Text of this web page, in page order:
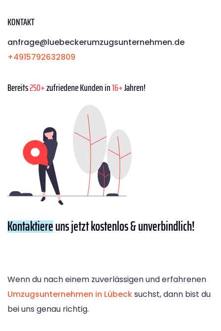
KONTAKT
anfrage@luebeckerumzugsunternehmen.de
+4915792632809
Bereits250+zufriedene Kunden in16+Jahren!
Kontaktiereuns jetzt kostenlos & unverbindlich!
Wenn du nach einem zuverlässigen und erfahrenen
Umzugsunternehmen in Lübecksuchst, dann bist du
bei uns genau richtig.